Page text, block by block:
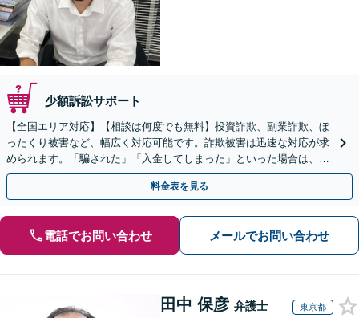
少額訴訟サポート
【全国エリア対応】【相談は何度でも無料】投資詐欺、副業詐欺、ぼ
ったくり被害など、幅広く対応可能です。詐欺被害は迅速な対応が求
められます。「騙された」「入金してしまった」といった場合は、お
早めにご相談ください。【電話・メール・WEB相談可】
料金表を見る
電話でお問い合わせ メールでお問い合わせ
田中 保彦 弁護士 東京都